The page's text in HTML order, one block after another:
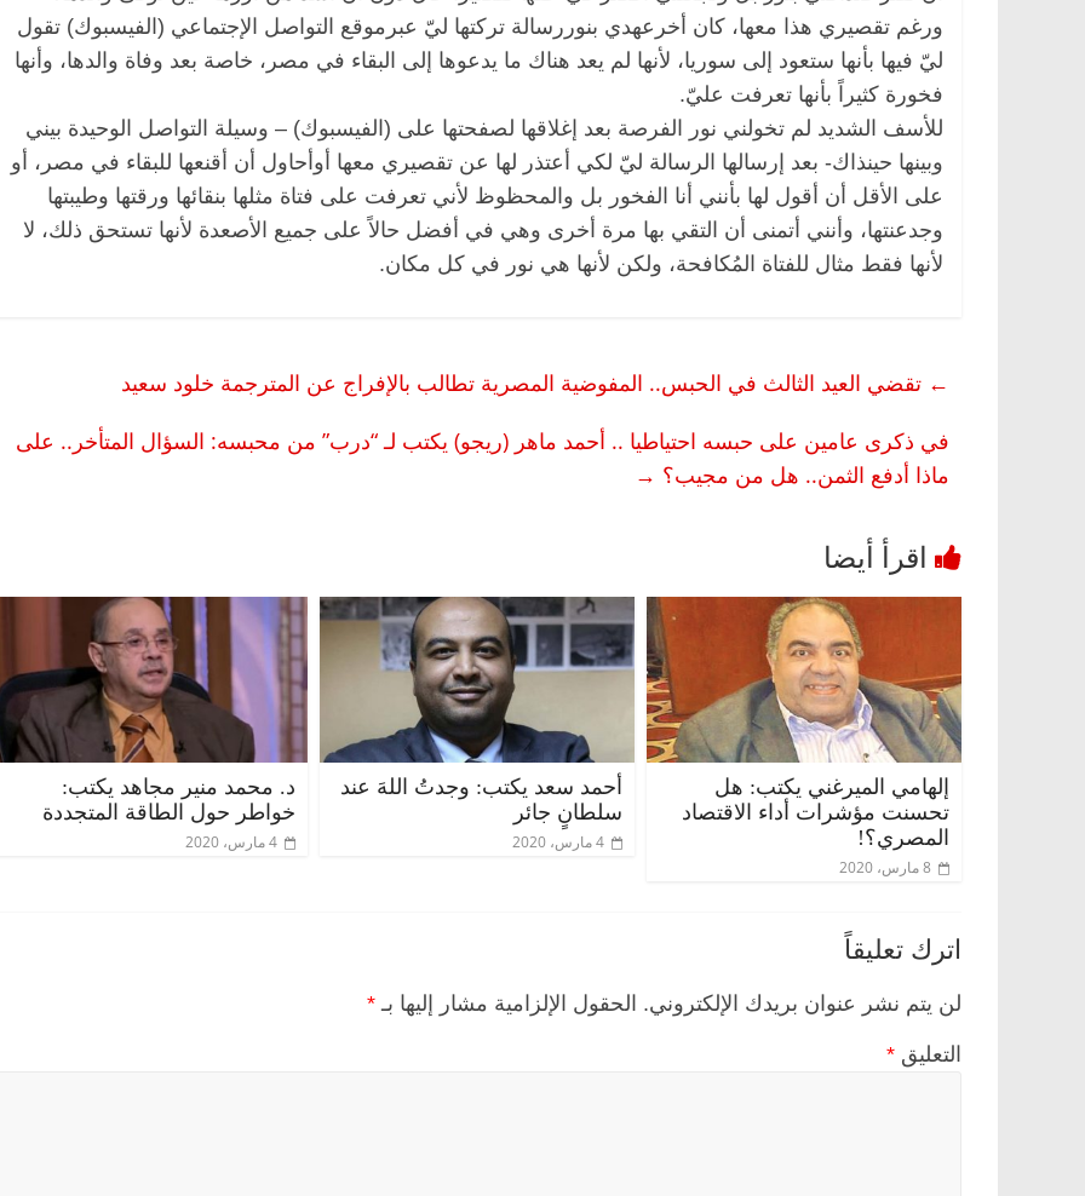
ورغم تقصيري هذا معها، كان أخرعهدي بنوررسالة تركتها ليّ عبرموقع التواصل الإجتماعي (الفيسبوك) تقول
ليّ فيها بأنها ستعود إلى سوريا، لأنها لم يعد هناك ما يدعوها إلى البقاء في مصر، خاصة بعد وفاة والدها، وأنها
فخورة كثيراً بأنها تعرفت عليّ.
للأسف الشديد لم تخولني نور الفرصة بعد إغلاقها لصفحتها على (الفيسبوك) – وسيلة التواصل الوحيدة بيني
وبينها حينذاك- بعد إرسالها الرسالة ليّ لكي أعتذر لها عن تقصيري معها أوأحاول أن أقنعها للبقاء في مصر، أو
على الأقل أن أقول لها بأنني أنا الفخور بل والمحظوظ لأني تعرفت على فتاة مثلها بنقائها ورقتها وطيبتها
وجدعنتها، وأنني أتمنى أن التقي بها مرة أخرى وهي في أفضل حالاً على جميع الأصعدة لأنها تستحق ذلك، لا
لأنها فقط مثال للفتاة المُكافحة، ولكن لأنها هي نور في كل مكان.
← تقضي العيد الثالث في الحبس.. المفوضية المصرية تطالب بالإفراج عن المترجمة خلود سعيد
في ذكرى عامين على حبسه احتياطيا .. أحمد ماهر (ريجو) يكتب لـ “درب” من محبسه: السؤال المتأخر.. على
ماذا أدفع الثمن.. هل من مجيب؟ →
إلهامي الميرغني يكتب: هل
تحسنت مؤشرات أداء الاقتصاد
المصري؟!
8 مارس، 2020
أحمد سعد يكتب: وجدتُ اللهَ عند
سلطانٍ جائر
4 مارس، 2020
د. محمد منير مجاهد يكتب:
خواطر حول الطاقة المتجددة
4 مارس، 2020
اترك تعليقاً
لن يتم نشر عنوان بريدك الإلكتروني. الحقول الإلزامية مشار إليها بـ *
التعليق *